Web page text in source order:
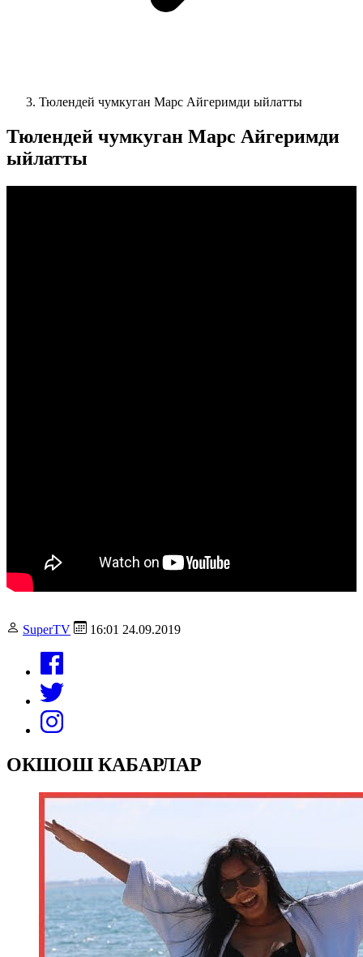
Тюлендей чумкуган Марс Айгеримди ыйлатты
Тюлендей чумкуган Марс Айгеримди
ыйлатты
SuperTV 16:01 24.09.2019
ОКШОШ КАБАРЛАР